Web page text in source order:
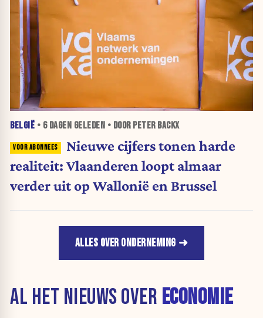
BELGIË • 6 DAGEN GELEDEN • DOOR PETER BACKX
Nieuwe cijfers tonen harde
realiteit: Vlaanderen loopt almaar
verder uit op Wallonië en Brussel
ALLES OVER ONDERNEMING
AL HET NIEUWS OVER ECONOMIE